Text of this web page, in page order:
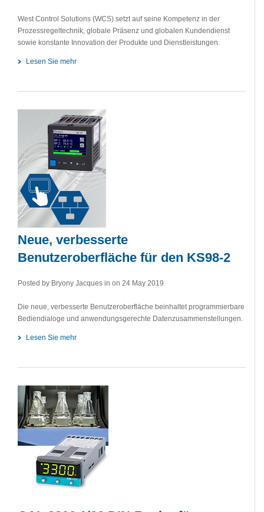
West Control Solutions (WCS) setzt auf seine Kompetenz in der
Prozessregeltechnik, globale Präsenz und globalen Kundendienst
sowie konstante Innovation der Produkte und Dienstleistungen.
Lesen Sie mehr
Neue, verbesserte
Benutzeroberfläche für den KS98-2
Posted by Bryony Jacques in on 24 May 2019
Die neue, verbesserte Benutzeroberfläche beinhaltet programmierbare
Bediendialoge und anwendungsgerechte Datenzusammenstellungen.
Lesen Sie mehr